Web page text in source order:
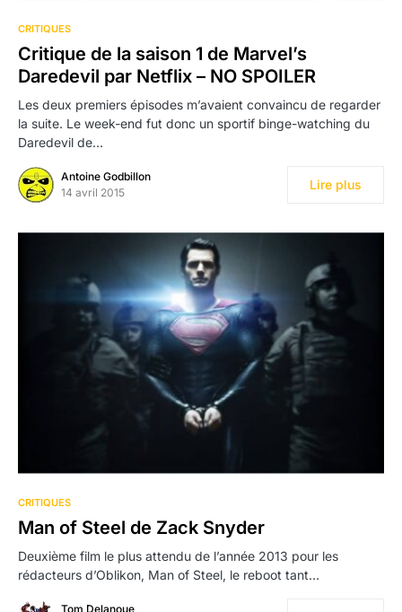
CRITIQUES
Critique de la saison 1 de Marvel’s
Daredevil par Netflix – NO SPOILER
Les deux premiers épisodes m’avaient convaincu de regarder
la suite. Le week-end fut donc un sportif binge-watching du
Daredevil de…
Antoine Godbillon
14 avril 2015
Lire plus
CRITIQUES
Man of Steel de Zack Snyder
Deuxième film le plus attendu de l’année 2013 pour les
rédacteurs d’Oblikon, Man of Steel, le reboot tant…
Tom Delanoue